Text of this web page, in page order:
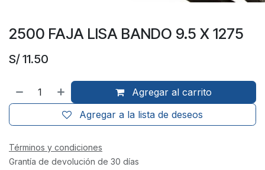
2500 FAJA LISA BANDO 9.5 X 1275
S/11.50
Agregar al carrito
Agregar a la lista de deseos
Términos y condiciones
Grantía de devolución de 30 días